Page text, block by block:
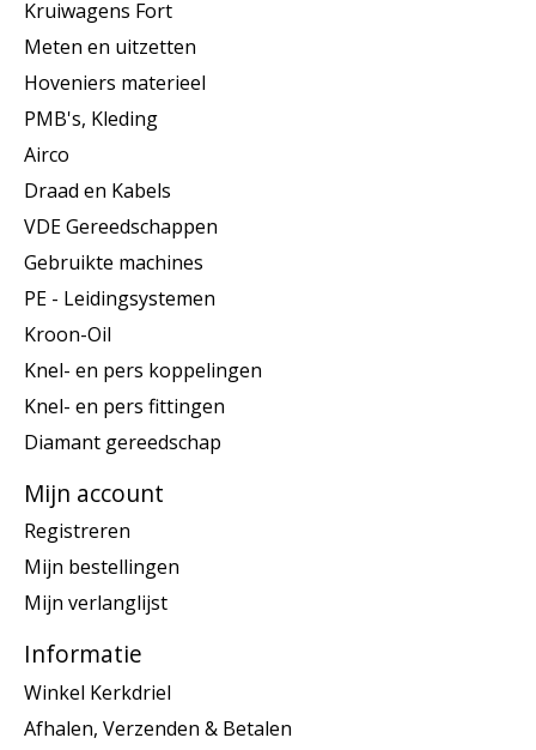
Kruiwagens Fort
Meten en uitzetten
Hoveniers materieel
PMB's, Kleding
Airco
Draad en Kabels
VDE Gereedschappen
Gebruikte machines
PE - Leidingsystemen
Kroon-Oil
Knel- en pers koppelingen
Knel- en pers fittingen
Diamant gereedschap
Mijn account
Registreren
Mijn bestellingen
Mijn verlanglijst
Informatie
Winkel Kerkdriel
Afhalen, Verzenden & Betalen